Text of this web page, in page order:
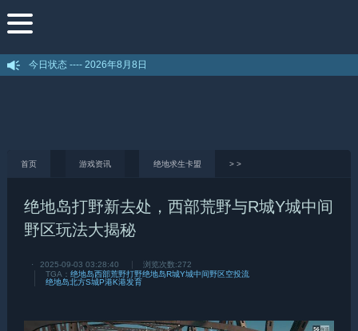
今日状态 ----2026年8月8日
首页 >
游戏资讯 >
绝地求生卡盟
绝地岛打野新去处，西部荒野与R城Y城中间
野区玩法大揭秘
· 2025-09-03 03:28:40 浏览次数:272
TGA： 绝地岛西部荒野打野绝地岛R城Y城中间野区空投流
绝地岛北方S城P港K港发育